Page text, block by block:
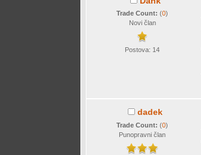
Trade Count:(0)
Novi član
Postova: 14
dadek
Trade Count:(0)
Punopravni član